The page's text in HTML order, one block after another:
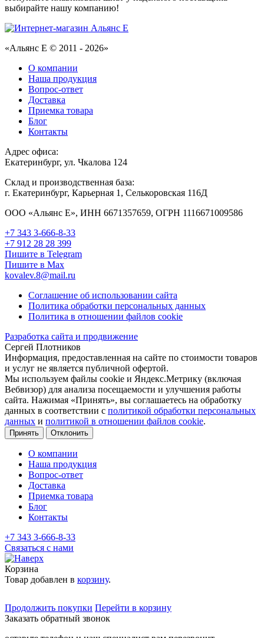
выбирайте нашу компанию!
«Альянс Е © 2011 - 2026»
О компании
Наша продукция
Вопрос-ответ
Доставка
Приемка товара
Блог
Контакты
Адрес офиса:
Екатеринбург, ул. Чкалова 124
Склад и производственная база:
г. Екатеринбург, Карьерная 1, Селькоровская 116Д
ООО «Альянс Е», ИНН 6671357659, ОГРН 1116671009586
+7 343 3-666-8-33
+7 912 28 28 399
Пишите в Telegram
Пишите в Max
kovalev.8@mail.ru
Соглашение об использовании сайта
Политика обработки персональных данных
Политика в отношении файлов cookie
Разработка сайта и продвижение
Сергей Плотников
Информация, предоставленная на сайте по стоимости товаров
и услуг не является публичной офертой.
Мы используем файлы cookie и Яндекс.Метрику (включая
Вебвизор) для анализа посещаемости и улучшения работы
сайта. Нажимая «Принять», вы соглашаетесь на обработку
данных в соответствии с политикой обработки персональных
данных и политикой в отношении файлов cookie.
Принять Отклонить
О компании
Наша продукция
Вопрос-ответ
Доставка
Приемка товара
Блог
Контакты
+7 343 3-666-8-33
Связаться с нами
Корзина
Товар добавлен в корзину.
Продолжить покупки Перейти в корзину
Заказать обратный звонок